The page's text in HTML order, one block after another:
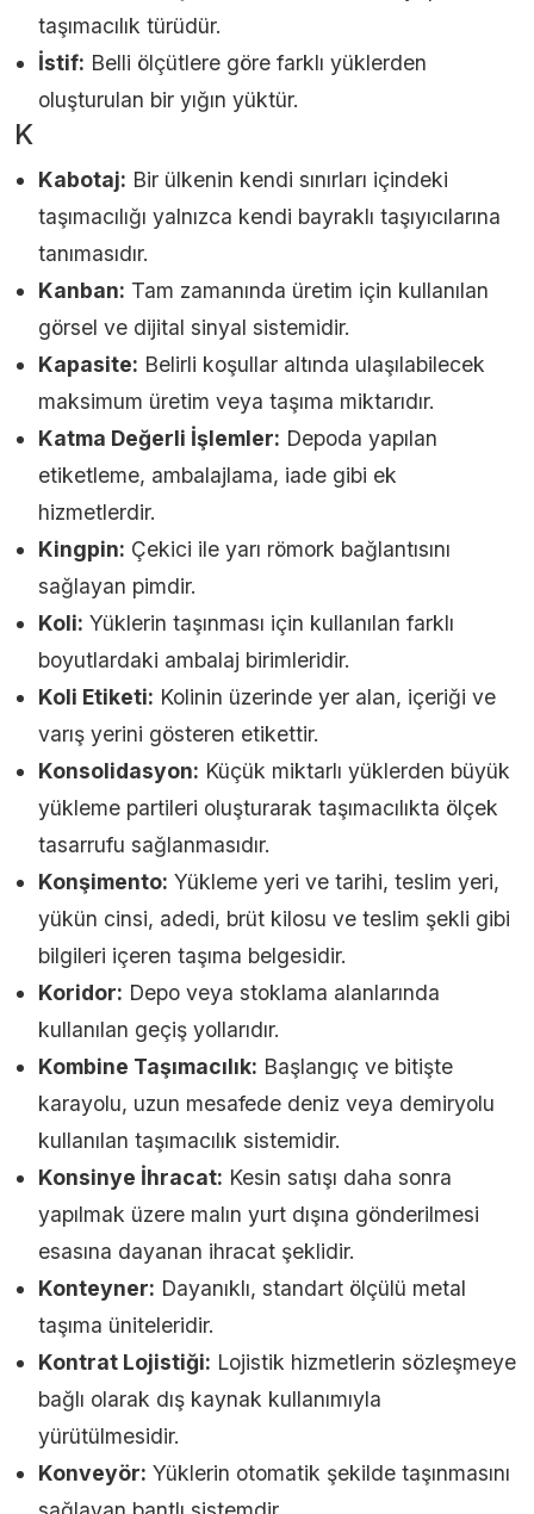
taşımacılık türüdür.
İstif: Belli ölçütlere göre farklı yüklerden
oluşturulan bir yığın yüktür.
K
Kabotaj: Bir ülkenin kendi sınırları içindeki
taşımacılığı yalnızca kendi bayraklı taşıyıcılarına
tanımasıdır.
Kanban: Tam zamanında üretim için kullanılan
görsel ve dijital sinyal sistemidir.
Kapasite: Belirli koşullar altında ulaşılabilecek
maksimum üretim veya taşıma miktarıdır.
Katma Değerli İşlemler: Depoda yapılan
etiketleme, ambalajlama, iade gibi ek
hizmetlerdir.
Kingpin: Çekici ile yarı römork bağlantısını
sağlayan pimdir.
Koli: Yüklerin taşınması için kullanılan farklı
boyutlardaki ambalaj birimleridir.
Koli Etiketi: Kolinin üzerinde yer alan, içeriği ve
varış yerini gösteren etikettir.
Konsolidasyon: Küçük miktarlı yüklerden büyük
yükleme partileri oluşturarak taşımacılıkta ölçek
tasarrufu sağlanmasıdır.
Konşimento: Yükleme yeri ve tarihi, teslim yeri,
yükün cinsi, adedi, brüt kilosu ve teslim şekli gibi
bilgileri içeren taşıma belgesidir.
Koridor: Depo veya stoklama alanlarında
kullanılan geçiş yollarıdır.
Kombine Taşımacılık: Başlangıç ve bitişte
karayolu, uzun mesafede deniz veya demiryolu
kullanılan taşımacılık sistemidir.
Konsinye İhracat: Kesin satışı daha sonra
yapılmak üzere malın yurt dışına gönderilmesi
esasına dayanan ihracat şeklidir.
Konteyner: Dayanıklı, standart ölçülü metal
taşıma üniteleridir.
Kontrat Lojistiği: Lojistik hizmetlerin sözleşmeye
bağlı olarak dış kaynak kullanımıyla
yürütülmesidir.
Konveyör: Yüklerin otomatik şekilde taşınmasını